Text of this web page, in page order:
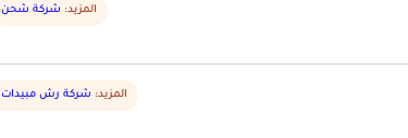
المزيد: شركة شحن
المزيد: شركة رش مبيدات